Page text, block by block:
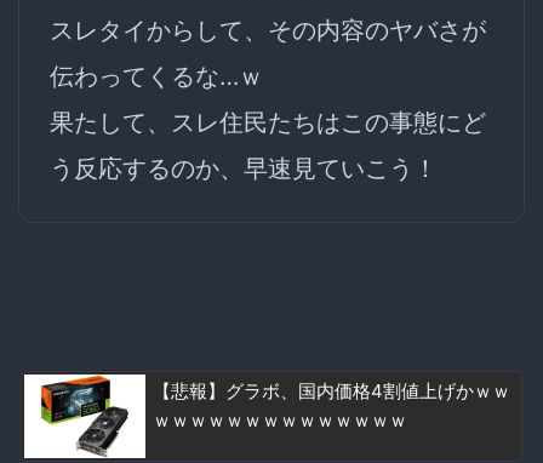
スレタイからして、その内容のヤバさが
伝わってくるな…ｗ
果たして、スレ住民たちはこの事態にど
う反応するのか、早速見ていこう！
【悲報】グラボ、国内価格4割値上げかｗｗ
ｗｗｗｗｗｗｗｗｗｗｗｗｗｗ